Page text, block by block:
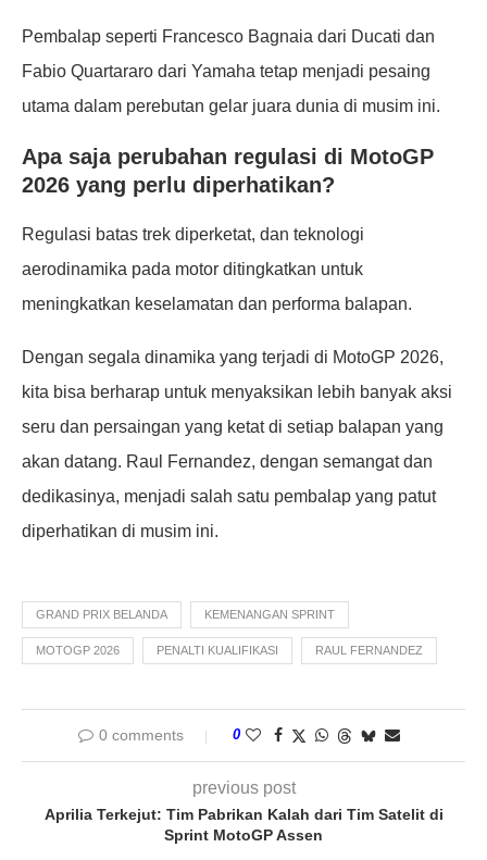
Pembalap seperti Francesco Bagnaia dari Ducati dan
Fabio Quartararo dari Yamaha tetap menjadi pesaing
utama dalam perebutan gelar juara dunia di musim ini.
Apa saja perubahan regulasi di MotoGP
2026 yang perlu diperhatikan?
Regulasi batas trek diperketat, dan teknologi
aerodinamika pada motor ditingkatkan untuk
meningkatkan keselamatan dan performa balapan.
Dengan segala dinamika yang terjadi di MotoGP 2026,
kita bisa berharap untuk menyaksikan lebih banyak aksi
seru dan persaingan yang ketat di setiap balapan yang
akan datang. Raul Fernandez, dengan semangat dan
dedikasinya, menjadi salah satu pembalap yang patut
diperhatikan di musim ini.
GRAND PRIX BELANDA KEMENANGAN SPRINT
MOTOGP 2026 PENALTI KUALIFIKASI RAUL FERNANDEZ
0 comments 0
previous post
Aprilia Terkejut: Tim Pabrikan Kalah dari Tim Satelit di
Sprint MotoGP Assen